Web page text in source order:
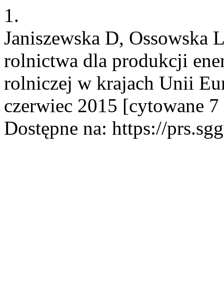
1.
Janiszewska D, Ossowska
rolnictwa dla produkcji
rolniczej w krajach Unii
czerwiec 2015 [cytowane
Dostępne na: https://